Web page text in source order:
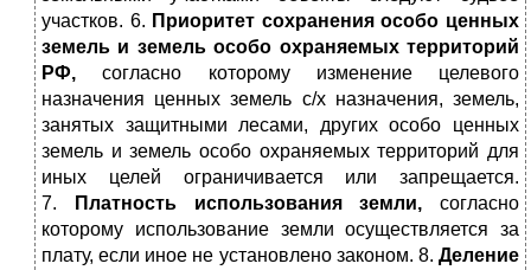
участков. 6. Приоритет сохранения особо ценных
земель и земель особо охраняемых территорий
РФ,согласно которому изменение целевого
назначения ценных земель с/х назначения, земель,
занятых защитными лесами, других особо ценных
земель и земель особо охраняемых территорий для
иных целей ограничивается или запрещается.
7.
Платность использования земли, согласно
которому использование земли осуществляется за
плату, если иное не установлено законом. 8. Деление